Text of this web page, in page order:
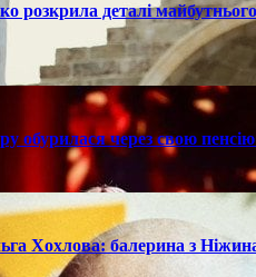
деталі майбутнього
через свою
Хохлова: балерина з